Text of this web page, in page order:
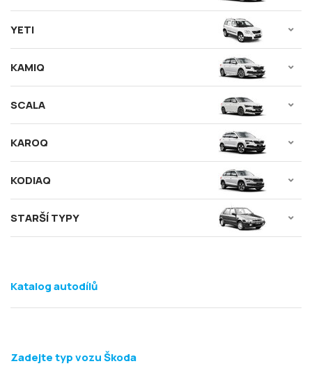
YETI
KAMIQ
SCALA
KAROQ
KODIAQ
STARŠÍ TYPY
Zadejte typ vozu Škoda
Katalog autodílů